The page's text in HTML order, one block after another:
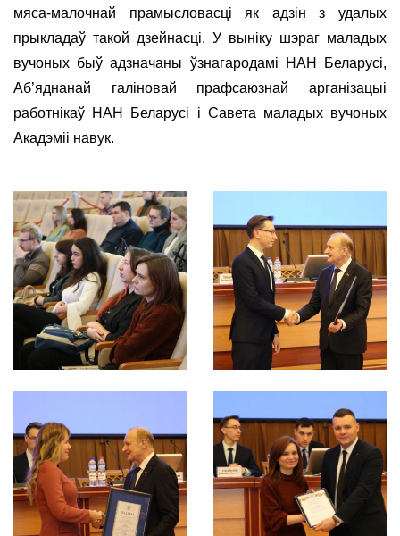
мяса-малочнай прамысловасці як адзін з удалых
прыкладаў такой дзейнасці. У выніку шэраг маладых
вучоных быў адзначаны ўзнагародамі НАН Беларусі,
Аб’яднанай галіновай прафсаюзнай арганізацыі
работнікаў НАН Беларусі і Савета маладых вучоных
Акадэміі навук.